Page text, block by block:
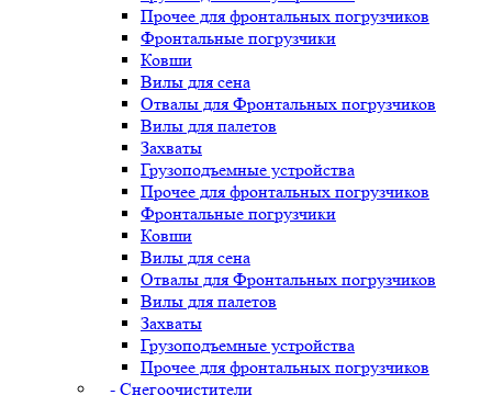
Прочее для фронтальных погрузчиков
Фронтальные погрузчики
Ковши
Вилы для сена
Отвалы для Фронтальных погрузчиков
Вилы для палетов
Захваты
Грузоподъемные устройства
Прочее для фронтальных погрузчиков
Фронтальные погрузчики
Ковши
Вилы для сена
Отвалы для Фронтальных погрузчиков
Вилы для палетов
Захваты
Грузоподъемные устройства
Прочее для фронтальных погрузчиков
- Снегоочистители